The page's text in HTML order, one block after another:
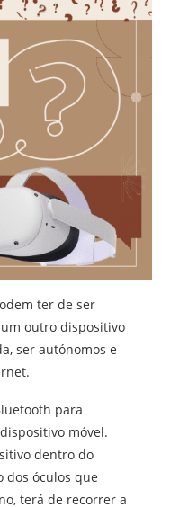
ter de ser
outro dispositivo
ser autónomos e
para
móvel.
dentro do
dos óculos que
terá de recorrer a